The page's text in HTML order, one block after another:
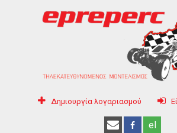
Δημιουργία λογαριασμού
el